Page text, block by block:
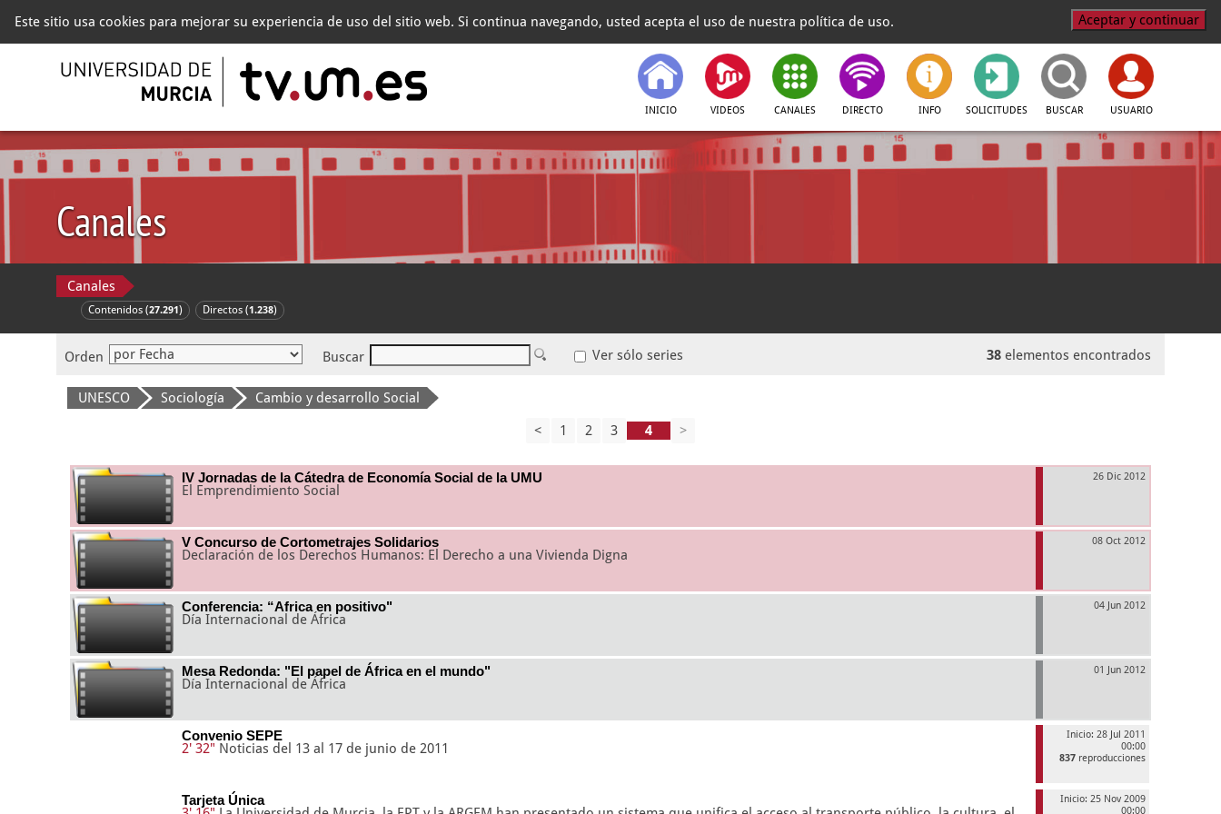
Este sitio usa cookies para mejorar su experiencia de uso del sitio web. Si continua navegando, usted acepta el uso de nuestra política de uso. Aceptar y continuar
INICIO VIDEOS CANALES DIRECTO INFO SOLICITUDES BUSCAR USUARIO
Canales
Canales
Contenidos (27.291) Directos (1.238)
Orden Buscar Ver sólo series 38 elementos encontrados
UNESCO Sociología
Cambio y desarrollo Social
<
1 2 3 >
26 Dic 2012
IV Jornadas de la Cátedra de Economía Social de la UMU
El Emprendimiento Social
08 Oct 2012
V Concurso de Cortometrajes Solidarios
Declaración de los Derechos Humanos: El Derecho a una Vivienda Digna
04 Jun 2012
Conferencia: “Africa en positivo"
Día Internacional de África
01 Jun 2012
Mesa Redonda: "El papel de África en el mundo"
Día Internacional de África
Inicio: 28 Jul 2011
00:00
837 reproducciones
Convenio SEPE
2' 32" Noticias del 13 al 17 de junio de 2011
Inicio: 25 Nov 2009
00:00
Tarjeta Única